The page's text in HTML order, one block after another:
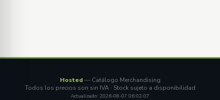
Hosted — Catálogo Merchandising
Todos los precios son sin IVA · Stock sujeto a disponibilidad
Actualizado: 2026-08-07 06:02:07